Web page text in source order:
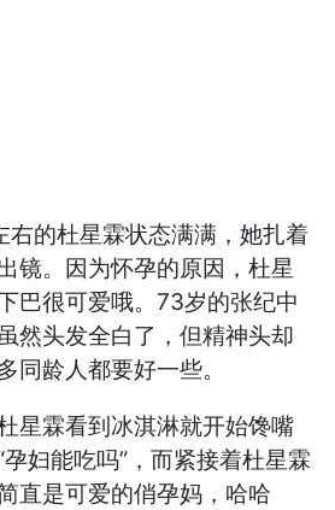
右的杜星霖状态满满，她扎着
镜。因为怀孕的原因，杜星
巴很可爱哦。73岁的张纪中
然头发全白了，但精神头却
同龄人都要好一些。
星霖看到冰淇淋就开始馋嘴
妇能吃吗”，而紧接着杜星霖
直是可爱的俏孕妈，哈哈